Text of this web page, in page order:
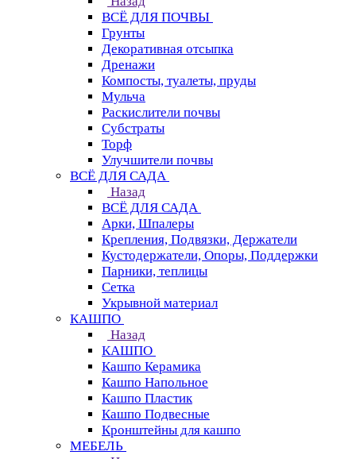
ВСЁ ДЛЯ ПОЧВЫ
Грунты
Декоративная отсыпка
Дренажи
Компосты, туалеты, пруды
Мульча
Раскислители почвы
Субстраты
Торф
Улучшители почвы
ВСЁ ДЛЯ САДА
Назад
ВСЁ ДЛЯ САДА
Арки, Шпалеры
Крепления, Подвязки, Держатели
Кустодержатели, Опоры, Поддержки
Парники, теплицы
Сетка
Укрывной материал
КАШПО
Назад
КАШПО
Кашпо Керамика
Кашпо Напольное
Кашпо Пластик
Кашпо Подвесные
Кронштейны для кашпо
МЕБЕЛЬ